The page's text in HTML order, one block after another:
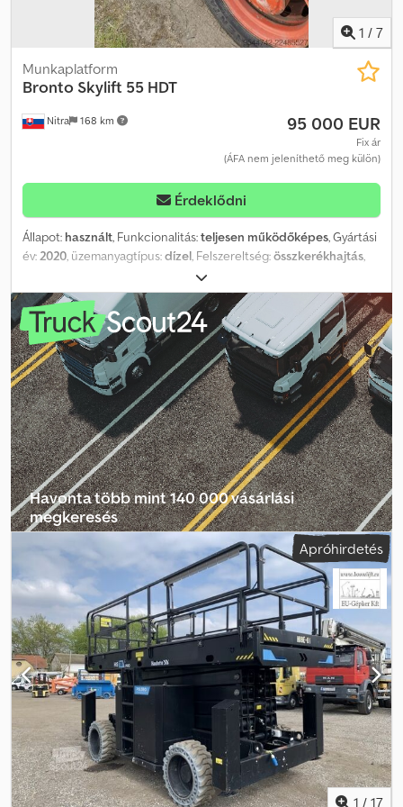
Angolul - Németül - Magyarul Dsdpfx Afeztawmjrskr
1 / 7
Nitra 168 km
Munkaplatform
Bronto Skylift 55 HDT
95 000 EUR
Fix ár
(ÁFA nem jeleníthető meg külön)
Érdeklődni
Állapot: használt, Funkcionalitás:teljesen működőképes, Gyártási
év:2020, üzemanyagtípus:dízel, Felszereltség:összkerékhajtás,
Alváz: MAN, 8×8 Felépítmény: Bronto Skylift 55 HDT platform
Gyártási év: 2000 Maximális munkamagasság: 55 m Dksdpfozrhu
Djx Afrsr Oldalirányú hatótávolság: 24,7 m Kosár teherbírása: 440 kg
Teleszkópos kar 360°-os forgatással A kosárban három személy és
anyag szállítható A kosár mindkét oldalra 45°-kal elforgatható A
kar és a kosár vezérlése alulról és közvetlenül a kosárból is
lehetséges.
Havonta több mint 140 000 vásárlási
megkeresés
Válassza ki a kereskedői csomagotApróhirdetés
1 / 17